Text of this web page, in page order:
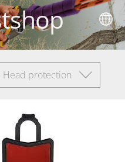
Head protection